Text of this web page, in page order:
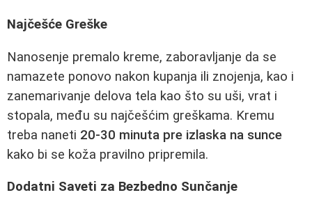
Najčešće Greške
Nanosenje premalo kreme, zaboravljanje da se
namazete ponovo nakon kupanja ili znojenja, kao i
zanemarivanje delova tela kao što su uši, vrat i
stopala, među su najčešćim greškama. Kremu
treba naneti 20-30 minuta pre izlaska na sunce
kako bi se koža pravilno pripremila.
Dodatni Saveti za Bezbedno Sunčanje